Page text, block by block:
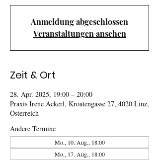
Anmeldung abgeschlossen
Veranstaltungen ansehen
Zeit & Ort
28. Apr. 2025, 19:00 – 20:00
Praxis Irene Ackerl, Kroatengasse 27, 4020 Linz,
Österreich
Andere Termine
Mo., 10. Aug., 18:00
Mo., 17. Aug., 18:00